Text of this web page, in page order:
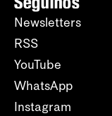
Newsletters
RSS
YouTube
WhatsApp
Instagram